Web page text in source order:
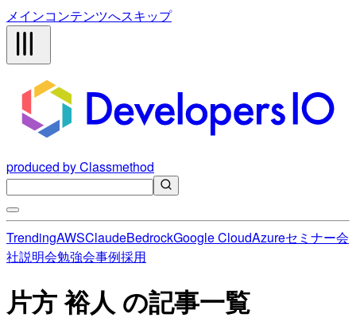
メインコンテンツへスキップ
produced by Classmethod
TrendingAWSClaudeBedrockGoogle CloudAzureセミナー会
社説明会勉強会事例採用
片方 裕人 の記事一覧